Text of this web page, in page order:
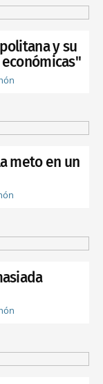
y su
meto en un